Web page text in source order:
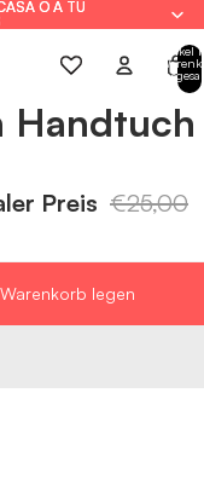
O A TU
O A TU
Artikel
Handtuch
Preis €25,00
legen